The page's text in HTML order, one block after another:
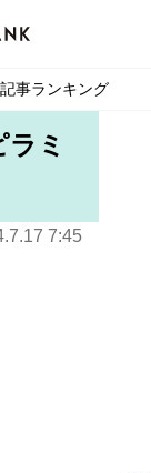
記事ランキング
ミ
7:45